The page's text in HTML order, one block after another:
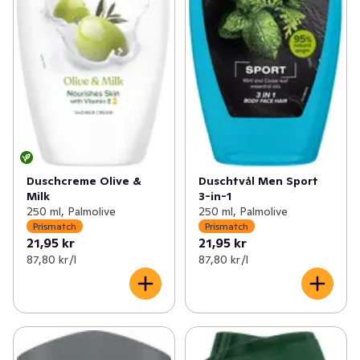
Duschcreme Olive &
Milk
250 ml, Palmolive
Prismatch
21,95 kr
87,80 kr /l
Duschtvål Men Sport
3-in-1
250 ml, Palmolive
Prismatch
21,95 kr
87,80 kr /l